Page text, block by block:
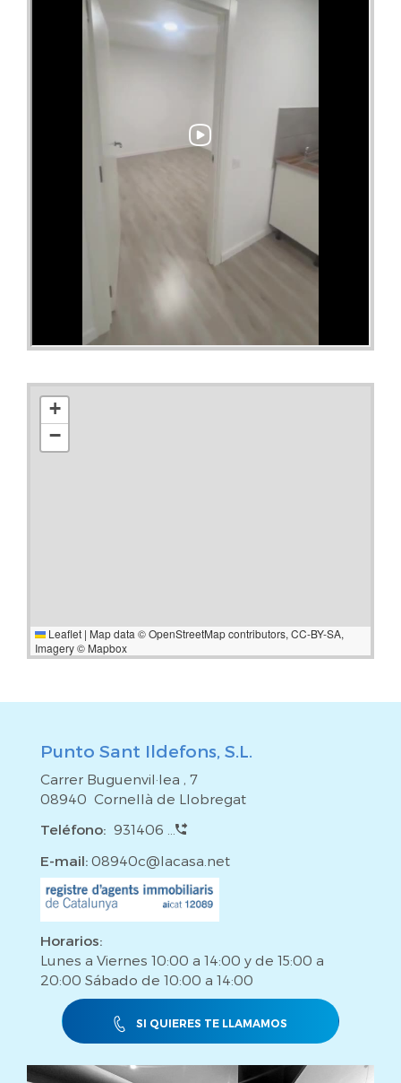
+
−
Leaflet | Map data ©OpenStreetMapcontributors, CC-BY-SA,
Imagery © Mapbox
Punto Sant Ildefons, S.L.
Carrer Buguenvil·lea , 7
08940 Cornellà de Llobregat
Teléfono: 931406 ...
E-mail: 08940c@lacasa.net
Horarios:
Lunes a Viernes 10:00 a 14:00 y de 15:00 a
20:00 Sábado de 10:00 a 14:00
SI QUIERES TE LLAMAMOS